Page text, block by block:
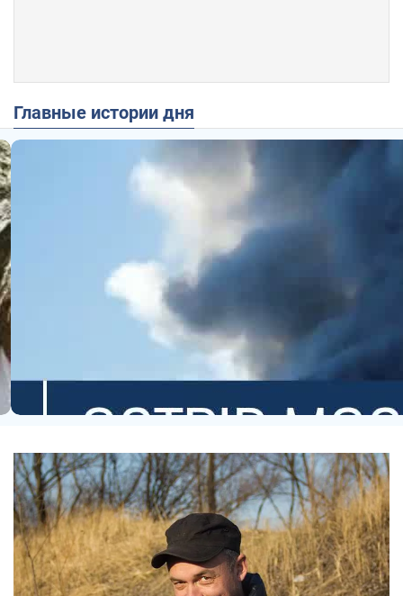
Главные истории дня